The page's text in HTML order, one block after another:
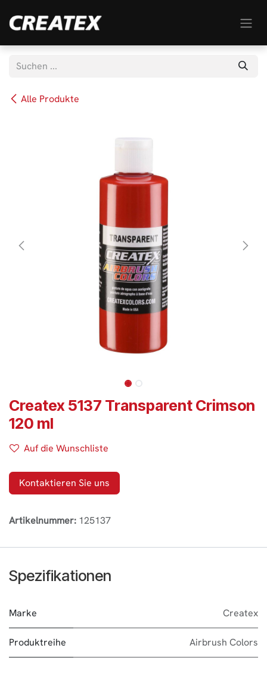
Alle Produkte
Createx 5137 Transparent Crimson
120 ml
Auf die Wunschliste
Kontaktieren Sie uns
Artikelnummer: 125137
Spezifikationen
Marke Createx
Produktreihe Airbrush Colors